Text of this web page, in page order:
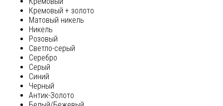
Кремовый + золото
Матовый никель
Никель
Розовый
Светло-серый
Серебро
Серый
Синий
Черный
Антик-Золото